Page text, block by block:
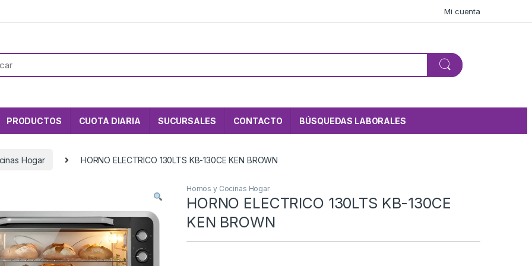
Mi cuenta
PRODUCTOS CUOTA DIARIA SUCURSALES CONTACTO BÚSQUEDAS LABORALES
Hogar HORNO ELECTRICO 130LTS KB-130CE KEN BROWN
Hornos y Cocinas Hogar
HORNO ELECTRICO 130LTS KB-130CE
KEN BROWN